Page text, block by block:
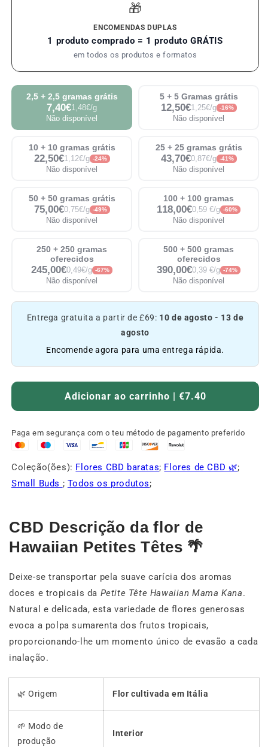
🎁
ENCOMENDAS DUPLAS
1 produto comprado = 1 produto GRÁTIS
em todos os produtos e formatos
2,5 + 2,5 gramas grátis
7,40€1,48€/g
Não disponível
5 + 5 Gramas grátis
12,50€1,25€/g -16%
Não disponível
10 + 10 gramas grátis
22,50€1,12€/g -24%
Não disponível
25 + 25 gramas grátis
43,70€0,87€/g -41%
Não disponível
50 + 50 gramas grátis
75,00€0,75€/g -49%
Não disponível
100 + 100 gramas
118,00€0,59 €/g -60%
Não disponível
250 + 250 gramas
oferecidos
245,00€0,49€/g -67%
Não disponível
500 + 500 gramas
oferecidos
390,00€0,39 €/g -74%
Não disponível
Entrega gratuita a partir de £69: 10 de agosto - 13 de
agosto
Encomende agora para uma entrega rápida.
Adicionar ao carrinho | €7.40
Paga em segurança com o teu método de pagamento preferido
Coleção(ões): Flores CBD baratas; Flores de CBD 🌿;
Small Buds ; Todos os produtos;
CBD Descrição da flor de
Hawaiian Petites Têtes 🌴
Deixe-se transportar pela suave carícia dos aromas
doces e tropicais da Petite Tête Hawaiian Mama Kana.
Natural e delicada, esta variedade de flores generosas
evoca a polpa sumarenta dos frutos tropicais,
proporcionando-lhe um momento único de evasão a cada
inalação.
🌿 Origem Flor cultivada em Itália
🌱 Modo de
produção
Interior